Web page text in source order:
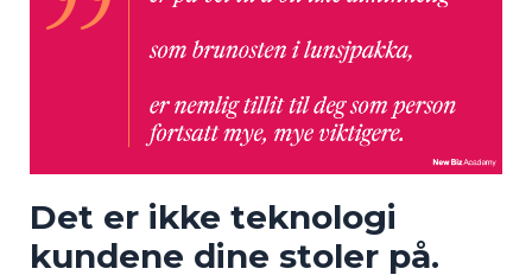
Det er ikke teknologi
kundene dine stoler på.